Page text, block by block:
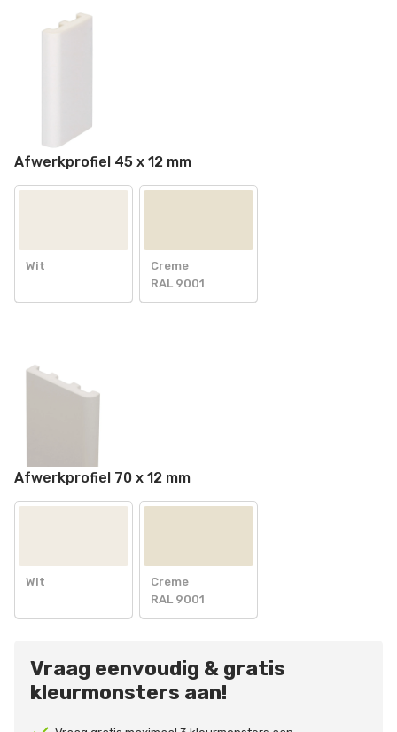
Afwerkprofiel 45 x 12 mm
Wit
Creme
RAL 9001
Afwerkprofiel 70 x 12 mm
Wit
Creme
RAL 9001
Vraag eenvoudig & gratis
kleurmonsters aan!